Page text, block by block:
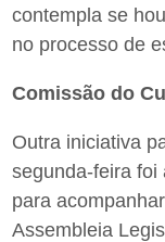
contempla se
no processo de
Comissão do
Outra iniciativa
segunda-feira foi
para
Assembleia